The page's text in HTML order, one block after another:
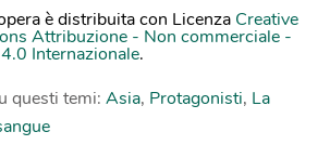
è distribuita con Licenza Creative
Attribuzione - Non commerciale -
Internazionale.
questi temi: Asia, Protagonisti, La